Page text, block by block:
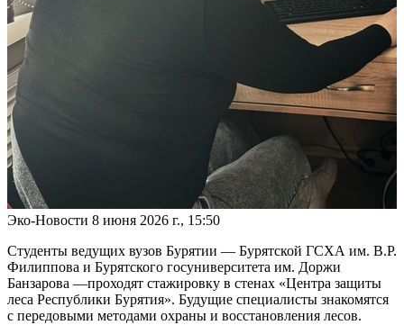
Эко-Новости 8 июня 2026 г., 15:50
Студенты ведущих вузов Бурятии — Бурятской ГСХА им. В.Р.
Филиппова и Бурятского госуниверситета им. Доржи
Банзарова —проходят стажировку в стенах «Центра защиты
леса Республики Бурятия». Будущие специалисты знакомятся
с передовыми методами охраны и восстановления лесов.